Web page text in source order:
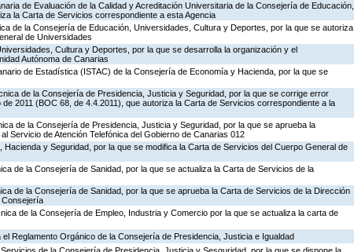
de Evaluación de la Calidad y Acreditación Universitaria de la Consejería de Educación,
la Carta de Servicios correspondiente a esta Agencia
de la Consejería de Educación, Universidades, Cultura y Deportes, por la que se autoriza
de Universidades
Cultura y Deportes, por la que se desarrolla la organización y el
Autónoma de Canarias
de Estadística (ISTAC) de la Consejería de Economía y Hacienda, por la que se
de la Consejería de Presidencia, Justicia y Seguridad, por la que se corrige error
2011 (BOC 68, de 4.4.2011), que autoriza la Carta de Servicios correspondiente a la
de la Consejería de Presidencia, Justicia y Seguridad, por la que se aprueba la
Servicio de Atención Telefónica del Gobierno de Canarias 012
y Seguridad, por la que se modifica la Carta de Servicios del Cuerpo General de
de la Consejería de Sanidad, por la que se actualiza la Carta de Servicios de la
de la Consejería de Sanidad, por la que se aprueba la Carta de Servicios de la Dirección
Consejería
de la Consejería de Empleo, Industria y Comercio por la que se actualiza la carta de
Reglamento Orgánico de la Consejería de Presidencia, Justicia e Igualdad